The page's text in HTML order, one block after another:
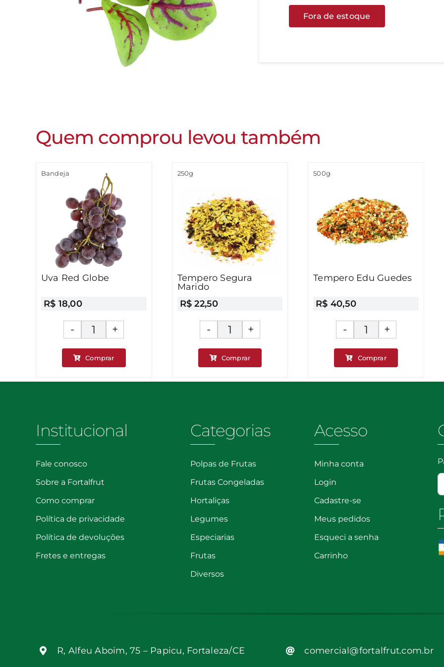
Fora de estoque
Quem comprou levou também
Bandeja
Uva Red Globe
R$ 18,00
Uva
Red
Globe
quantidade
Comprar
250g
Tempero Segura
Marido
R$ 22,50
Tempero
Segura
Marido
quantidade
Comprar
500g
Tempero Edu Guedes
R$ 40,50
Tempero
Edu
Guedes
quantidade
Comprar
Institucional
Fale conosco
Sobre a Fortalfrut
Como comprar
Política de privacidade
Política de devoluções
Fretes e entregas
Categorias
Polpas de Frutas
Frutas Congeladas
Hortaliças
Legumes
Especiarias
Frutas
Diversos
Acesso
Minha conta
Login
Cadastre-se
Meus pedidos
Esqueci a senha
Carrinho
R, Alfeu Aboim, 75 – Papicu, Fortaleza/CE comercial@fortalfrut.com.br